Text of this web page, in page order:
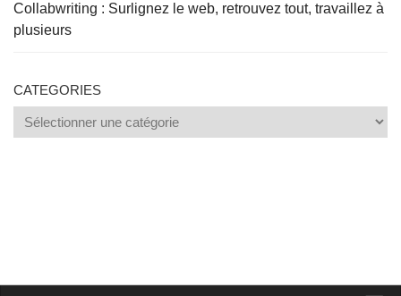
Collabwriting : Surlignez le web, retrouvez tout, travaillez à
plusieurs
CATEGORIES
Categories